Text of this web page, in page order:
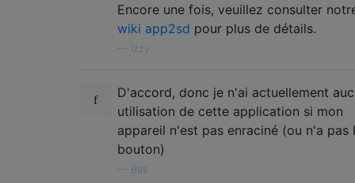
Encore une fois, veuillez consulter
wiki app2sd pour plus de détails.
Izzy
D'accord, donc je n'ai actuellement
utilisation de cette application si mon
appareil n'est pas enraciné (ou n'a pas
bouton)
Bas